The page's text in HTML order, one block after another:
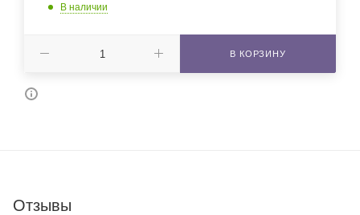
В наличии
В КОРЗИНУ
Отзывы